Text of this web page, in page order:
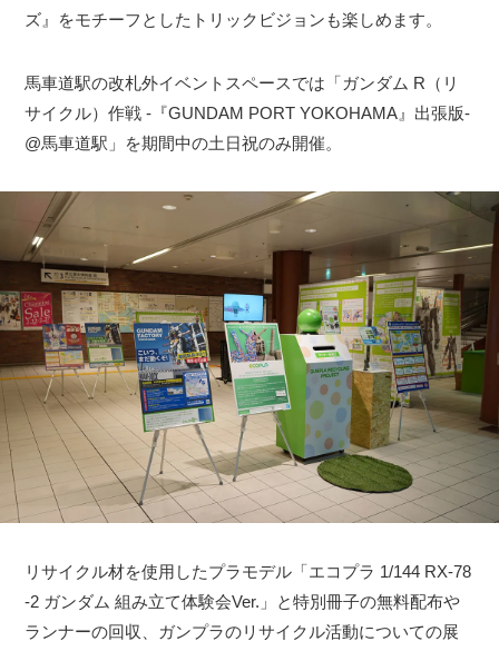
ズ』をモチーフとしたトリックビジョンも楽しめます。
馬車道駅の改札外イベントスペースでは「ガンダム R（リ
サイクル）作戦 -『GUNDAM PORT YOKOHAMA』出張版-
@馬車道駅」を期間中の土日祝のみ開催。
リサイクル材を使用したプラモデル「エコプラ 1/144 RX-78
-2 ガンダム 組み立て体験会Ver.」と特別冊子の無料配布や
ランナーの回収、ガンプラのリサイクル活動についての展